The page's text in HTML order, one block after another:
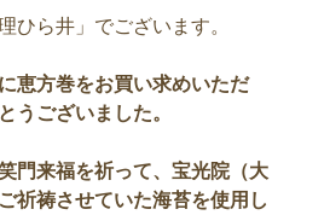
ひら井」でございます。
恵方巻をお買い求めいただ
うございました。
門来福を祈って、宝光院（大
祈祷させていた海苔を使用し